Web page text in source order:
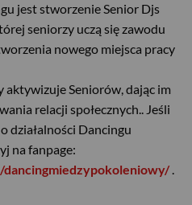
jest stworzenie Senior Djs
seniorzy uczą się zawodu
nowego miejsca pracy
Seniorów, dając im
relacji społecznych.. Jeśli
działalności Dancingu
na fanpage:
.